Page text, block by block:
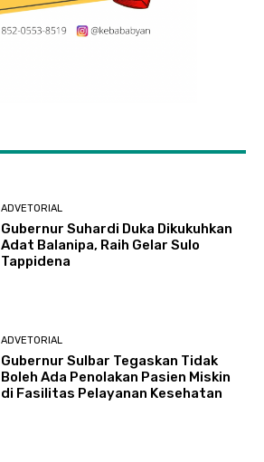
ADVETORIAL
Gubernur Suhardi Duka Dikukuhkan
Adat Balanipa, Raih Gelar Sulo
Tappidena
ADVETORIAL
Gubernur Sulbar Tegaskan Tidak
Boleh Ada Penolakan Pasien Miskin
di Fasilitas Pelayanan Kesehatan